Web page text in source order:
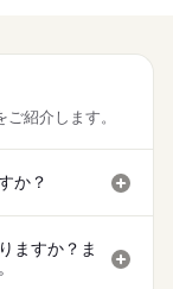
紹介します。
か？
ますか？ま